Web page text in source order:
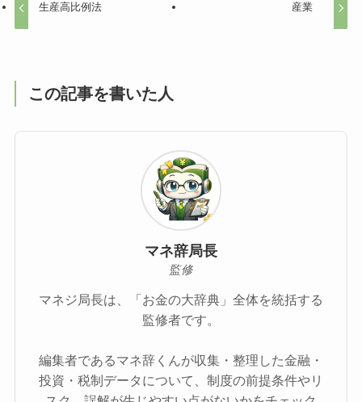
生産高比例法 産業
この記事を書いた人
マネ辞局長
監修
マネジ局長は、「お金の大辞典」全体を統括する
監修者です。
編集者であるマネ辞くんが収集・整理した金融・
投資・税制データについて、制度の前提条件やリ